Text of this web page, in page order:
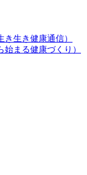
生き健康通信）
まる健康づくり）